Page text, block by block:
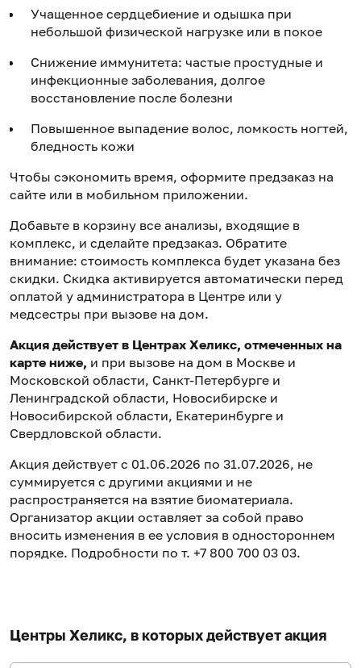
Учащенное сердцебиение и одышка при
небольшой физической нагрузке или в покое
Снижение иммунитета: частые простудные и
инфекционные заболевания, долгое
восстановление после болезни
Повышенное выпадение волос, ломкость ногтей,
бледность кожи
Чтобы сэкономить время, оформите предзаказ на
сайте или в мобильном приложении.
Добавьте в корзину все анализы, входящие в
комплекс, и сделайте предзаказ. Обратите
внимание: стоимость комплекса будет указана без
скидки. Скидка активируется автоматически перед
оплатой у администратора в Центре или у
медсестры при вызове на дом.
Акция действует в Центрах Хеликс, отмеченных на
карте ниже, и при вызове на дом в Москве и
Московской области, Санкт-Петербурге и
Ленинградской области, Новосибирске и
Новосибирской области, Екатеринбурге и
Свердловской области.
Акция действует с 01.06.2026 по 31.07.2026, не
суммируется с другими акциями и не
распространяется на взятие биоматериала.
Организатор акции оставляет за собой право
вносить изменения в ее условия в одностороннем
порядке. Подробности по т. +7 800 700 03 03.
Центры Хеликс, в которых действует акция